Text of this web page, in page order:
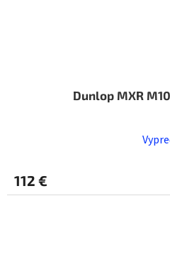
Dunlop MXR
112 €